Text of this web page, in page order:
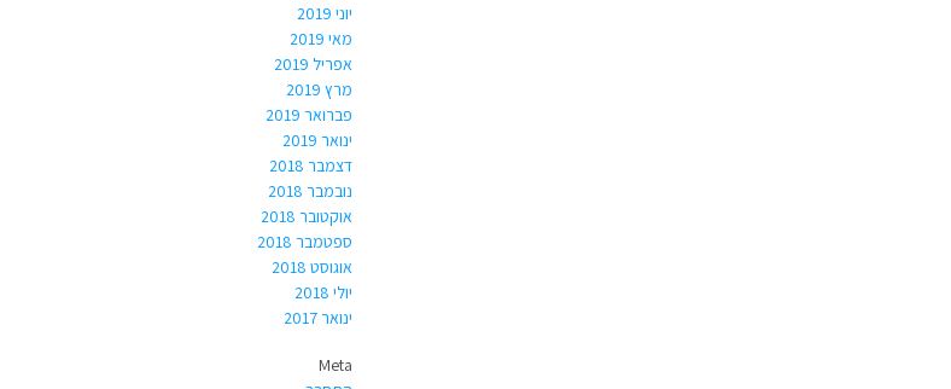
יוני 2019
מאי 2019
אפריל 2019
מרץ 2019
פברואר 2019
ינואר 2019
דצמבר 2018
נובמבר 2018
אוקטובר 2018
ספטמבר 2018
אוגוסט 2018
יולי 2018
ינואר 2017
Meta